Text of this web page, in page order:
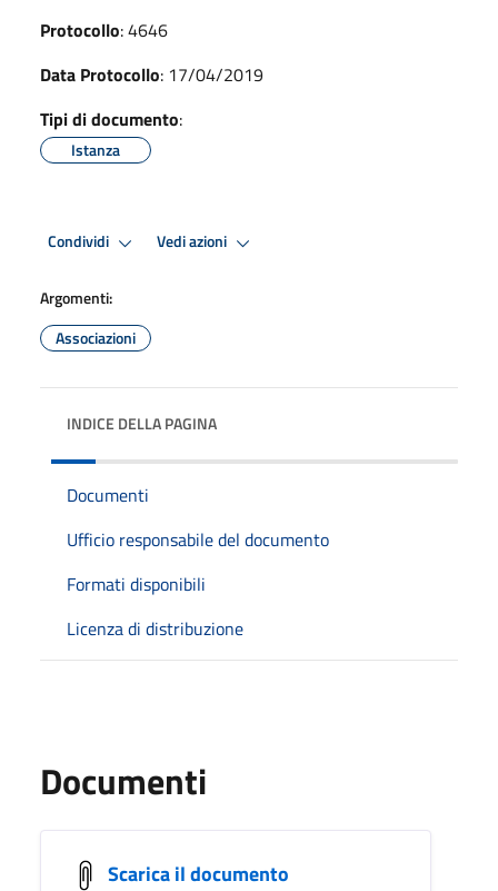
Protocollo: 4646
Data Protocollo: 17/04/2019
Tipi di documento:
Istanza
Condividi Vedi azioni
Argomenti:
Associazioni
INDICE DELLA PAGINA
Documenti
Ufficio responsabile del documento
Formati disponibili
Licenza di distribuzione
Documenti
Scarica il documento